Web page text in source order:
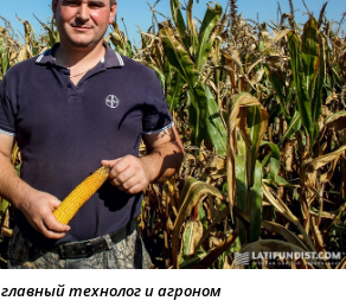
технолог и агроном